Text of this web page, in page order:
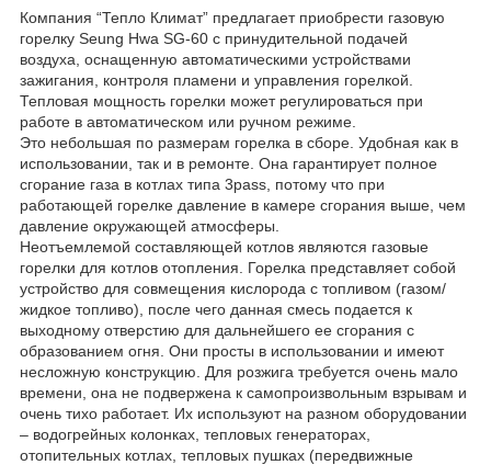
Компания “Тепло Климат” предлагает приобрести газовую
горелку Seung Hwa SG-60 с принудительной подачей
воздуха, оснащенную автоматическими устройствами
зажигания, контроля пламени и управления горелкой.
Тепловая мощность горелки может регулироваться при
работе в автоматическом или ручном режиме.
Это небольшая по размерам горелка в сборе. Удобная как в
использовании, так и в ремонте. Она гарантирует полное
сгорание газа в котлах типа 3pass, потому что при
работающей горелке давление в камере сгорания выше, чем
давление окружающей атмосферы.
Неотъемлемой составляющей котлов являются газовые
горелки для котлов отопления. Горелка представляет собой
устройство для совмещения кислорода с топливом (газом/
жидкое топливо), после чего данная смесь подается к
выходному отверстию для дальнейшего ее сгорания с
образованием огня. Они просты в использовании и имеют
несложную конструкцию. Для розжига требуется очень мало
времени, она не подвержена к самопроизвольным взрывам и
очень тихо работает. Их используют на разном оборудовании
– водогрейных колонках, тепловых генераторах,
отопительных котлах, тепловых пушках (передвижные